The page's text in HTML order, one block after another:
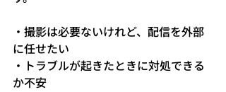
・撮影は必要ないけれど、配信を外部
に任せたい
・トラブルが起きたときに対処できる
か不安